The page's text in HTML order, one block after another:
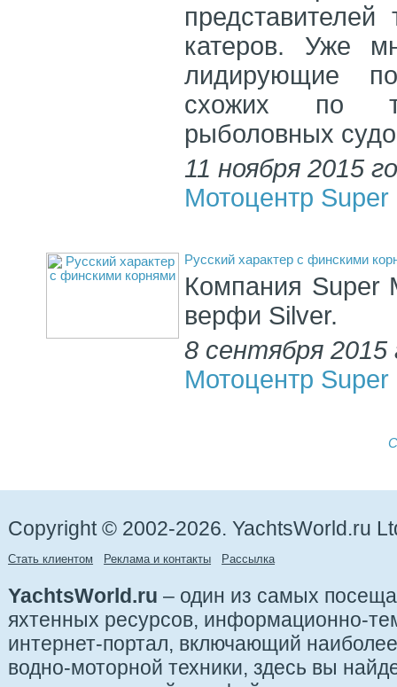
катеров. Уже
лидирующие
схожих по
рыболовных
11 ноября 2015
Мотоцентр Super
Русский характер с финскими
Компания Super
верфи Silver.
8 сентября 2015
Мотоцентр Super
Copyright © 2002-2026. YachtsWorld.ru
Стать клиентом Реклама и контакты Рассылка
YachtsWorld.ru – один из самых
яхтенных ресурсов, информационно-
интернет-портал, включающий
водно-моторной техники, здесь вы